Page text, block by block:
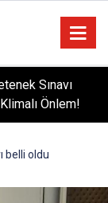
Sınavı
Önlem!
belli oldu